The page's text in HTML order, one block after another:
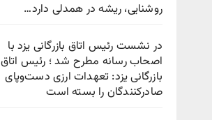
روشنایی، ریشه در همدلی دارد…
در نشست رئیس اتاق بازرگانی یزد با
اصحاب رسانه مطرح شد ؛ رئیس اتاق
بازرگانی یزد: تعهدات ارزی دست‌وپای
صادرکنندگان را بسته است